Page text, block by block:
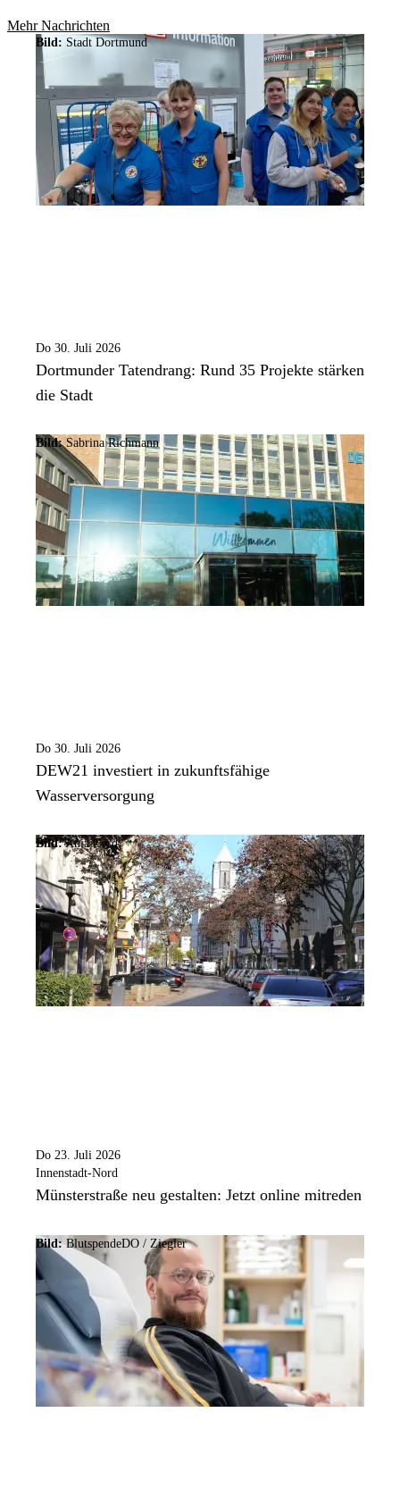
Mehr Nachrichten
Bild: Stadt Dortmund
Do 30. Juli 2026
Dortmunder Tatendrang: Rund 35 Projekte stärken
die Stadt
Bild: Sabrina Richmann
Do 30. Juli 2026
DEW21 investiert in zukunftsfähige
Wasserversorgung
Bild: Anja Cord
Do 23. Juli 2026
Innenstadt-Nord
Münsterstraße neu gestalten: Jetzt online mitreden
Bild: BlutspendeDO / Ziegler